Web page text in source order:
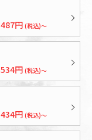
487円 (税込)～
534円 (税込)～
434円 (税込)～